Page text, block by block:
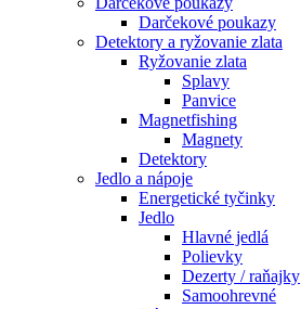
Darčekové poukazy
Detektory a ryžovanie zlata
Ryžovanie zlata
Splavy
Panvice
Magnetfishing
Magnety
Detektory
Jedlo a nápoje
Energetické tyčinky
Jedlo
Hlavné jedlá
Polievky
Dezerty / raňajky
Samoohrevné